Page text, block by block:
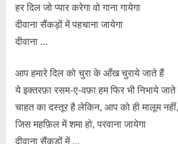
हर दिल जो प्यार करेगा वो गाना गायेगा
दीवाना सैंकड़ों में पहचाना जायेगा
दीवाना …
आप हमारे दिल को चुरा के आँख चुराये जाते हैं
ये इक्तरफ़ा रसम-ए-वफ़ा हम फिर भी निभाये जाते
चाहत का दस्तूर है लेकिन, आप को ही मालूम
जिस महफ़िल में शमा हो, परवाना जायेगा
दीवाना सैंकड़ों में …